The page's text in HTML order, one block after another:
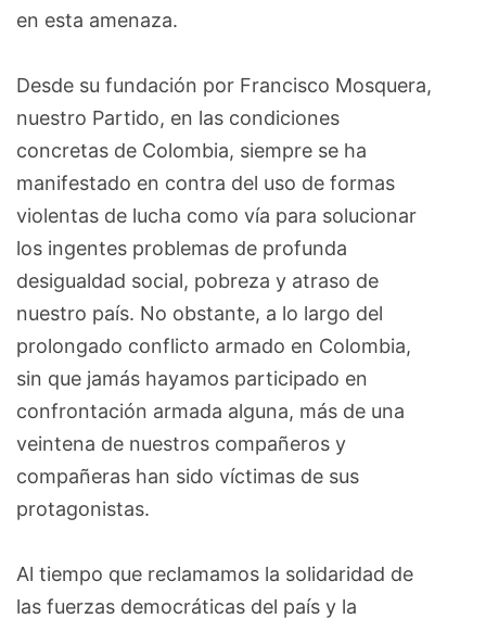
en esta amenaza.
Desde su fundación por Francisco Mosquera,
nuestro Partido, en las condiciones
concretas de Colombia, siempre se ha
manifestado en contra del uso de formas
violentas de lucha como vía para solucionar
los ingentes problemas de profunda
desigualdad social, pobreza y atraso de
nuestro país. No obstante, a lo largo del
prolongado conflicto armado en Colombia,
sin que jamás hayamos participado en
confrontación armada alguna, más de una
veintena de nuestros compañeros y
compañeras han sido víctimas de sus
protagonistas.
Al tiempo que reclamamos la solidaridad de
las fuerzas democráticas del país y la